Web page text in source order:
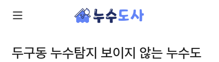
두구동 누수탐지 보이지 않는 누수도